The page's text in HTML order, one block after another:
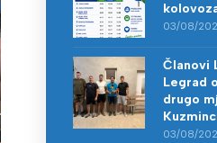
03/08/
Članovi
Legrad
drugo
03/08/